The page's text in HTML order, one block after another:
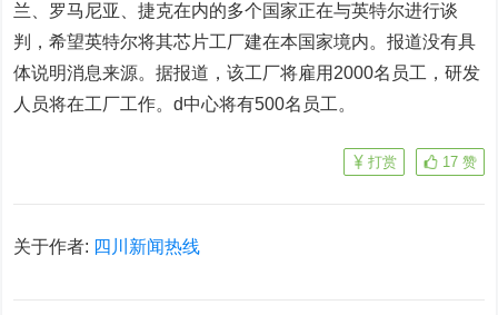
兰、罗马尼亚、捷克在内的多个国家正在与英特尔进行谈
判，希望英特尔将其芯片工厂建在本国家境内。报道没有具
体说明消息来源。据报道，该工厂将雇用2000名员工，研发
人员将在工厂工作。d中心将有500名员工。
17 赞
打赏
关于作者: 四川新闻热线